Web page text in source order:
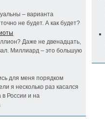
– варианта
не будет. А как будет?
Даже не двенадцать,
Миллиард – это большую
для меня порядком
я несколько раз касался
России и на